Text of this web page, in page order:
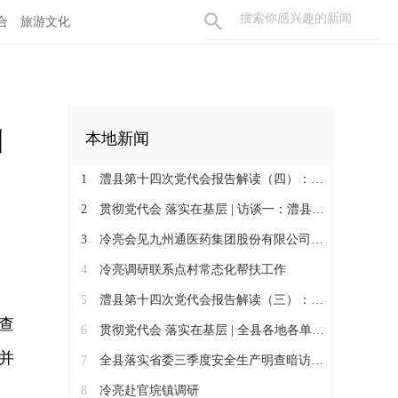
旅游文化
本地新闻
1 澧县第十四次党代会报告解读（四）：今后五年工作思路
2 贯彻党代会 落实在基层 | 访谈一：澧县交通运输局
3 冷亮会见九州通医药集团股份有限公司考察团
4 冷亮调研联系点村常态化帮扶工作
5 澧县第十四次党代会报告解读（三）：五年答卷（三）
6 贯彻党代会 落实在基层 | 全县各地各单位学习贯彻落实党代会精神（二）
7 全县落实省委三季度安全生产明查暗访发现问题隐患整改调度会召开
8 冷亮赴官垸镇调研